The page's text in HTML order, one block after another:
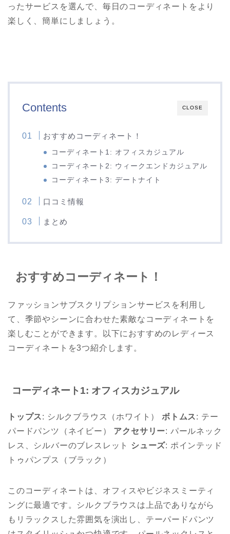
ったサービスを選んで、毎日のコーディネートをより
楽しく、簡単にしましょう。
CLOSE
Contents
おすすめコーディネート！
コーディネート1: オフィスカジュアル
コーディネート2: ウィークエンドカジュアル
コーディネート3: デートナイト
口コミ情報
まとめ
おすすめコーディネート！
ファッションサブスクリプションサービスを利用し
て、季節やシーンに合わせた素敵なコーディネートを
楽しむことができます。以下におすすめのレディース
コーディネートを3つ紹介します。
コーディネート1: オフィスカジュアル
トップス: シルクブラウス（ホワイト） ボトムス: テー
パードパンツ（ネイビー） アクセサリー: パールネック
レス、シルバーのブレスレット
シューズ: ポインテッド
トゥパンプス（ブラック）
このコーディネートは、オフィスやビジネスミーティ
ングに最適です。シルクブラウスは上品でありながら
もリラックスした雰囲気を演出し、テーパードパンツ